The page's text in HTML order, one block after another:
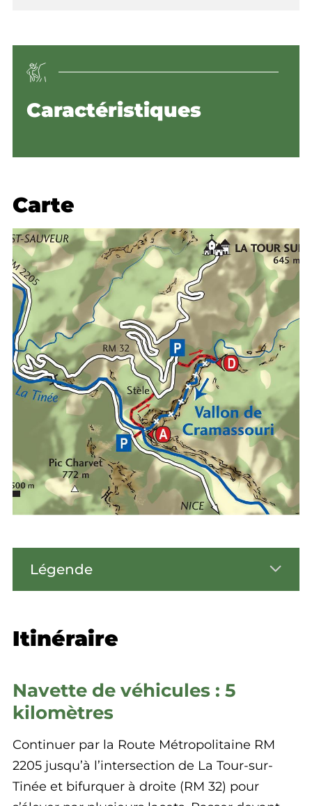
Caractéristiques
Carte
Légende
Itinéraire
Navette de véhicules : 5
kilomètres
Continuer par la Route Métropolitaine RM
2205 jusqu’à l’intersection de La Tour-sur-
Tinée et bifurquer à droite (RM 32) pour